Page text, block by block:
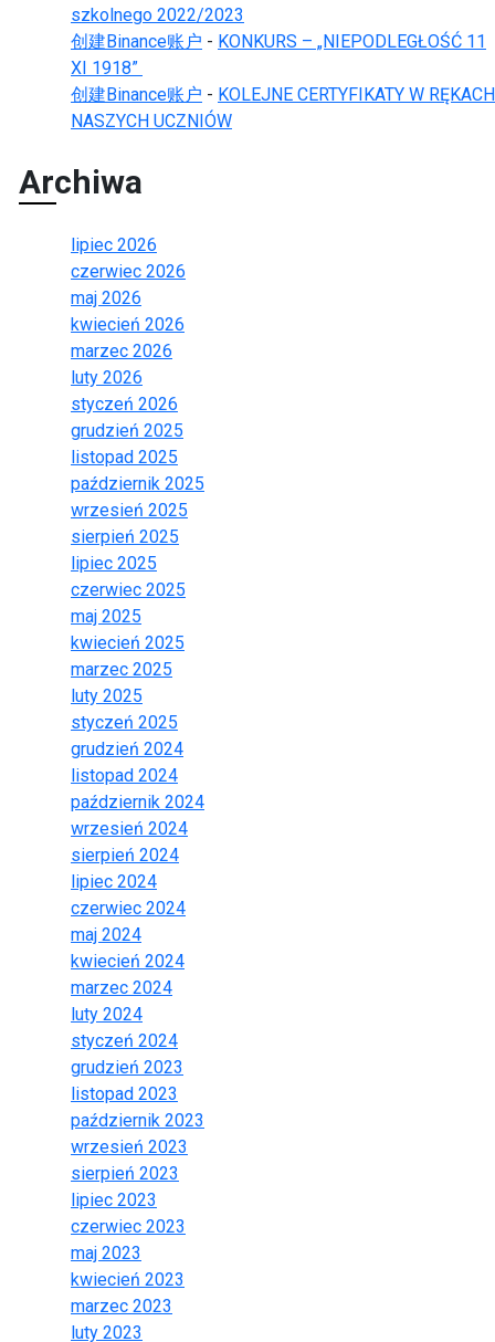
szkolnego 2022/2023
创建Binance账户 - KONKURS – „NIEPODLEGŁOŚĆ 11
XI 1918”
创建Binance账户 - KOLEJNE CERTYFIKATY W RĘKACH
NASZYCH UCZNIÓW
Archiwa
lipiec 2026
czerwiec 2026
maj 2026
kwiecień 2026
marzec 2026
luty 2026
styczeń 2026
grudzień 2025
listopad 2025
październik 2025
wrzesień 2025
sierpień 2025
lipiec 2025
czerwiec 2025
maj 2025
kwiecień 2025
marzec 2025
luty 2025
styczeń 2025
grudzień 2024
listopad 2024
październik 2024
wrzesień 2024
sierpień 2024
lipiec 2024
czerwiec 2024
maj 2024
kwiecień 2024
marzec 2024
luty 2024
styczeń 2024
grudzień 2023
listopad 2023
październik 2023
wrzesień 2023
sierpień 2023
lipiec 2023
czerwiec 2023
maj 2023
kwiecień 2023
marzec 2023
luty 2023